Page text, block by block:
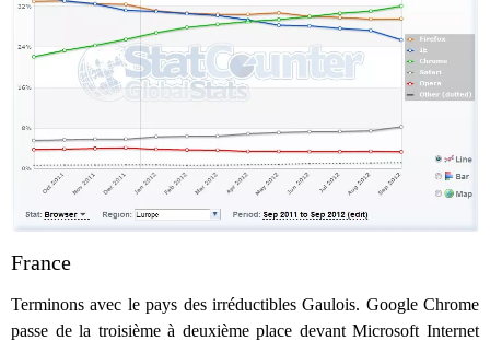
France
Terminons avec le pays des irréductibles Gaulois. Google Chrome
passe de la troisième à deuxième place devant Microsoft Internet